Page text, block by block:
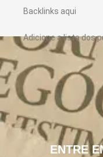
Backlinks aqui
Adicione a lista dos
ENTRE